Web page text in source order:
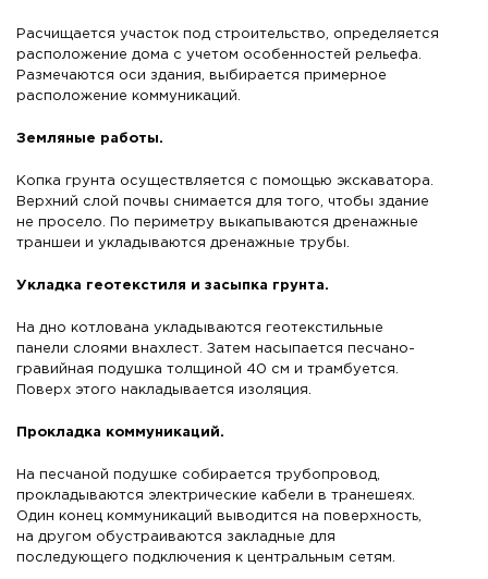
Расчищается участок под строительство, определяется
расположение дома с учетом особенностей рельефа.
Размечаются оси здания, выбирается примерное
расположение коммуникаций.
Земляные работы.
Копка грунта осуществляется с помощью экскаватора.
Верхний слой почвы снимается для того, чтобы здание
не просело. По периметру выкапываются дренажные
траншеи и укладываются дренажные трубы.
Укладка геотекстиля и засыпка грунта.
На дно котлована укладываются геотекстильные
панели слоями внахлест. Затем насыпается песчано-
гравийная подушка толщиной 40 см и трамбуется.
Поверх этого накладывается изоляция.
Прокладка коммуникаций.
На песчаной подушке собирается трубопровод,
прокладываются электрические кабели в транешеях.
Один конец коммуникаций выводится на поверхность,
на другом обустраиваются закладные для
последующего подключения к центральным сетям.